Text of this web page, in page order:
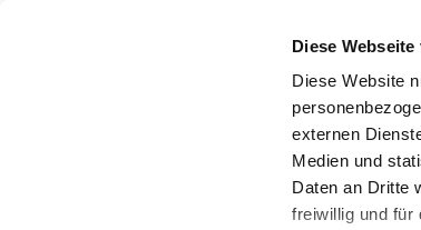
Diese
Diese Website
externen
Medien und
Daten an Dritte
freiwillig und für
Firmengeschichte